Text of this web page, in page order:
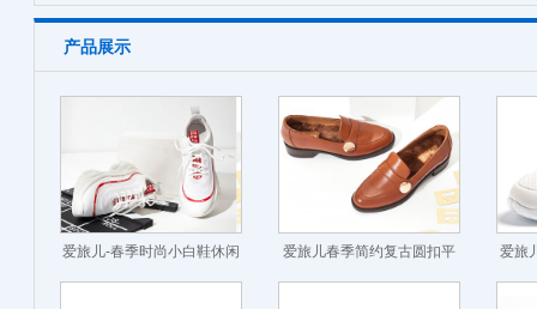
产品展示
爱旅儿-春季时尚小白鞋休闲
厚底老爹鞋
爱旅儿春季简约复古圆扣平
底乐福鞋女单鞋
爱旅